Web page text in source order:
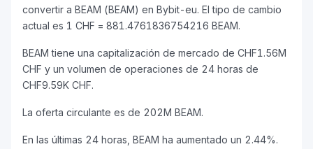
convertir a BEAM (BEAM) en Bybit-eu. El tipo de cambio
actual es 1 CHF = 881.4761836754216 BEAM.
BEAM tiene una capitalización de mercado de CHF1.56M
CHF y un volumen de operaciones de 24 horas de
CHF9.59K CHF.
La oferta circulante es de 202M BEAM.
En las últimas 24 horas, BEAM ha aumentado un 2.44%.